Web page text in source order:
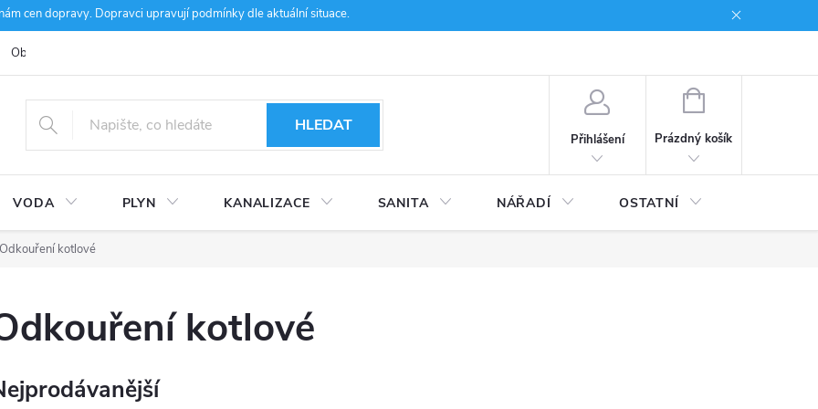
cen dopravy. Dopravci upravují podmínky dle aktuální situace.
Obchodní podmínky
HLEDAT
Přihlášení
NÁKUPNÍ
Prázdný košík
VODA PLYN KANALIZACE SANITA NÁŘADÍ OSTATNÍ
Odkouření kotlové
kotlové